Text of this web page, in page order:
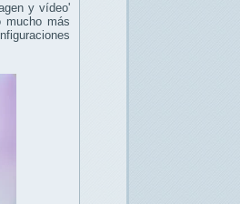
y vídeo'
mucho más